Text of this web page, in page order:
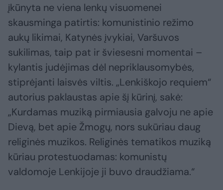
įkūnyta ne viena lenkų visuomenei
skausminga patirtis: komunistinio režimo
aukų likimai, Katynės įvykiai, Varšuvos
sukilimas, taip pat ir šviesesni momentai –
kylantis judėjimas dėl nepriklausomybės,
stiprėjanti laisvės viltis. „Lenkiškojo requiem“
autorius paklaustas apie šį kūrinį, sakė:
„Kurdamas muziką pirmiausia galvoju ne apie
Dievą, bet apie Žmogų, nors sukūriau daug
religinės muzikos. Religinės tematikos muziką
kūriau protestuodamas: komunistų
valdomoje Lenkijoje ji buvo draudžiama.“